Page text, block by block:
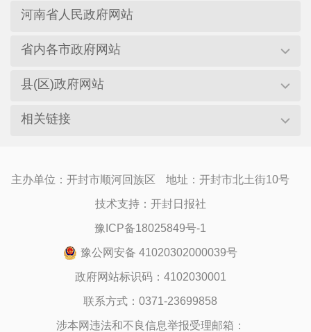
河南省人民政府网站
省内各市政府网站
县(区)政府网站
相关链接
主办单位：开封市顺河回族区 地址：开封市北土街10号
技术支持：开封日报社
豫ICP备18025849号-1
豫公网安备 41020302000039号
政府网站标识码：4102030001
联系方式：0371-23699858
涉本网违法和不良信息举报受理邮箱：